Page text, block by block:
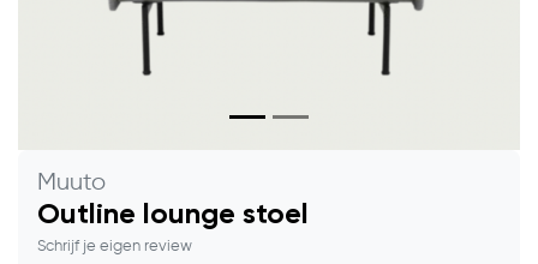
Muuto
Outline lounge stoel
Schrijf je eigen review